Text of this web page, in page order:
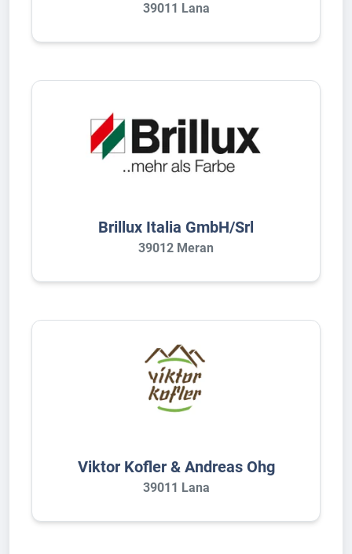
39011 Lana
Brillux Italia GmbH/Srl
39012 Meran
Viktor Kofler & Andreas Ohg
39011 Lana